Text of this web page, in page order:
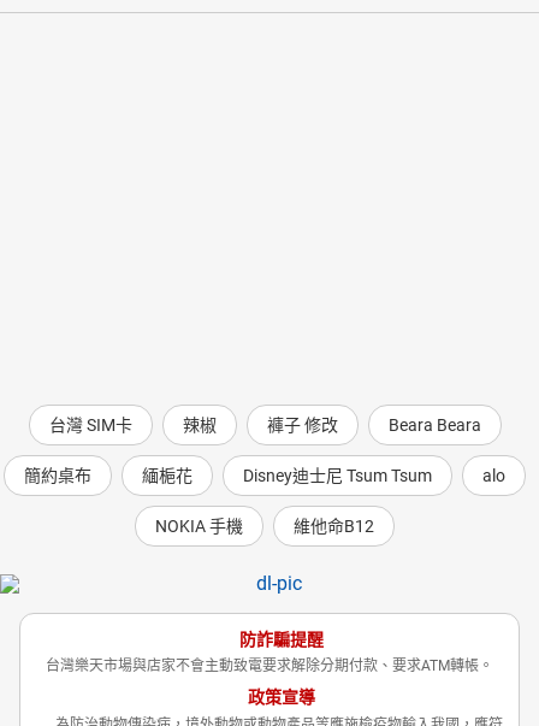
台灣 SIM卡 辣椒 褲子 修改 Beara Beara
簡約桌布 緬梔花 Disney迪士尼 Tsum Tsum alo
NOKIA 手機 維他命B12
防詐騙提醒
台灣樂天市場與店家不會主動致電要求解除分期付款、要求ATM轉帳。
政策宣導